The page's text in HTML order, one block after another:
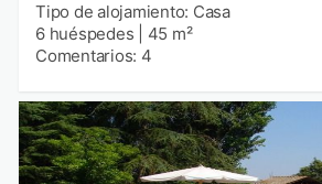
Tipo de alojamiento: Casa
6 huéspedes
45 m²
Comentarios: 4